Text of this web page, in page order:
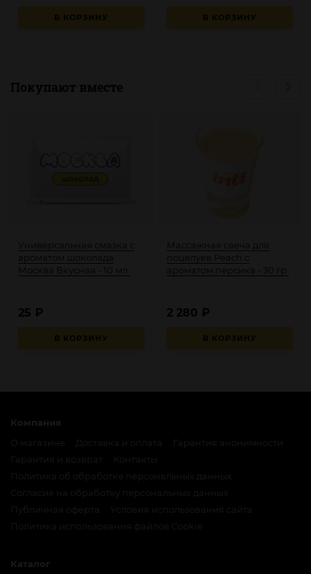
В КОРЗИНУ В КОРЗИНУ
Покупают вместе
Универсальная смазка с
ароматом шоколада
Москва Вкусная - 10 мл.
В КОРЗИНУ
25 ₽
Массажная свеча для
поцелуев Peach с
ароматом персика - 30 гр.
В КОРЗИНУ
2 280 ₽
Компания
О магазине
Доставка и оплата
Гарантия анонимности
Политика об обработке персональных данных
Согласие на обработку персональных данных
Публичная оферта
Условия использования сайта
Политика использования файлов Cookie
Каталог